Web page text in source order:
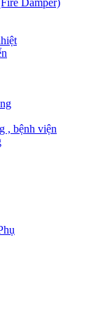
Damper)
, bệnh viện